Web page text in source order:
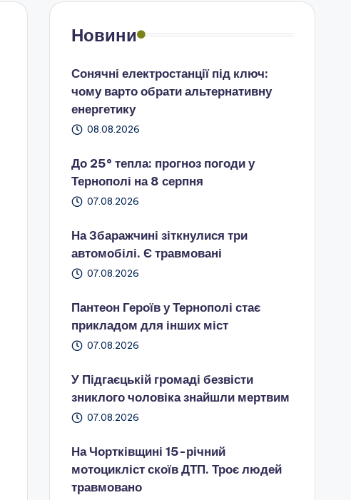
Новини
Сонячні електростанції під ключ:
чому варто обрати альтернативну
енергетику
08.08.2026
До 25° тепла: прогноз погоди у
Тернополі на 8 серпня
07.08.2026
На Збаражчині зіткнулися три
автомобілі. Є травмовані
07.08.2026
Пантеон Героїв у Тернополі стає
прикладом для інших міст
07.08.2026
У Підгаєцькій громаді безвісти
зниклого чоловіка знайшли мертвим
07.08.2026
На Чортківщині 15-річний
мотоцикліст скоїв ДТП. Троє людей
травмовано